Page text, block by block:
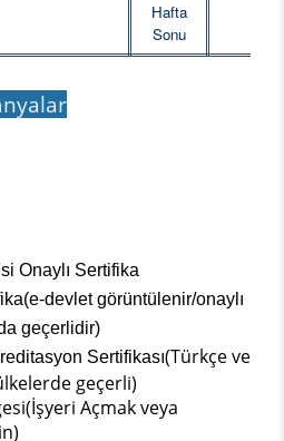
Hafta
Sonu
Onaylı Sertifika
devlet görüntülenir/onaylı
geçerlidir)
Sertifikası(Türkçe ve
geçerli)
Açmak veya